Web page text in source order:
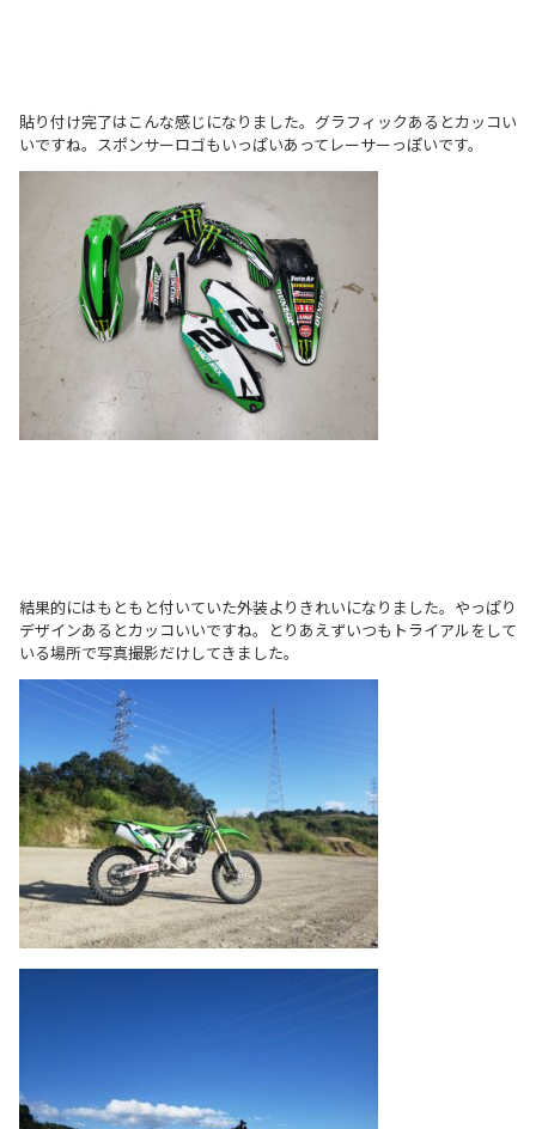
貼り付け完了はこんな感じになりました。グラフィックあるとカッコい
いですね。スポンサーロゴもいっぱいあってレーサーっぽいです。
結果的にはもともと付いていた外装よりきれいになりました。やっぱり
デザインあるとカッコいいですね。とりあえずいつもトライアルをして
いる場所で写真撮影だけしてきました。